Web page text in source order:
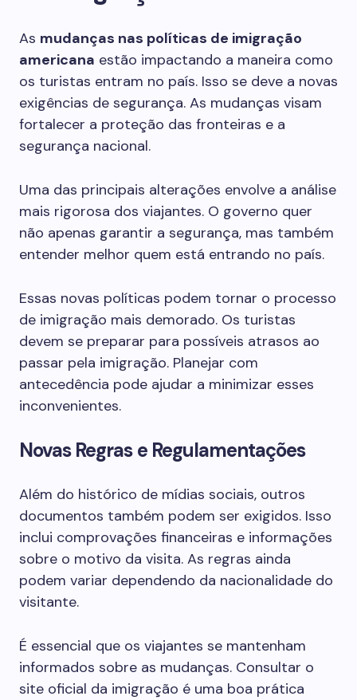
As mudanças nas políticas de imigração
americana estão impactando a maneira como
os turistas entram no país. Isso se deve a novas
exigências de segurança. As mudanças visam
fortalecer a proteção das fronteiras e a
segurança nacional.
Uma das principais alterações envolve a análise
mais rigorosa dos viajantes. O governo quer
não apenas garantir a segurança, mas também
entender melhor quem está entrando no país.
Essas novas políticas podem tornar o processo
de imigração mais demorado. Os turistas
devem se preparar para possíveis atrasos ao
passar pela imigração. Planejar com
antecedência pode ajudar a minimizar esses
inconvenientes.
Novas Regras e Regulamentações
Além do histórico de mídias sociais, outros
documentos também podem ser exigidos. Isso
inclui comprovações financeiras e informações
sobre o motivo da visita. As regras ainda
podem variar dependendo da nacionalidade do
visitante.
É essencial que os viajantes se mantenham
informados sobre as mudanças. Consultar o
site oficial da imigração é uma boa prática